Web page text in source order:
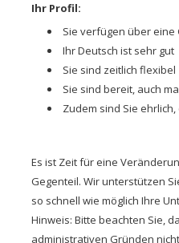
Ihr Profil:
Sie verfügen über
Ihr Deutsch ist sehr gut
Sie sind zeitlich flexibel
Sie sind bereit, auch
Zudem sind Sie
Es ist Zeit für eine
Gegenteil. Wir unterstützen
so schnell wie möglich Ihre
Hinweis: Bitte beachten Sie,
administrativen Gründen